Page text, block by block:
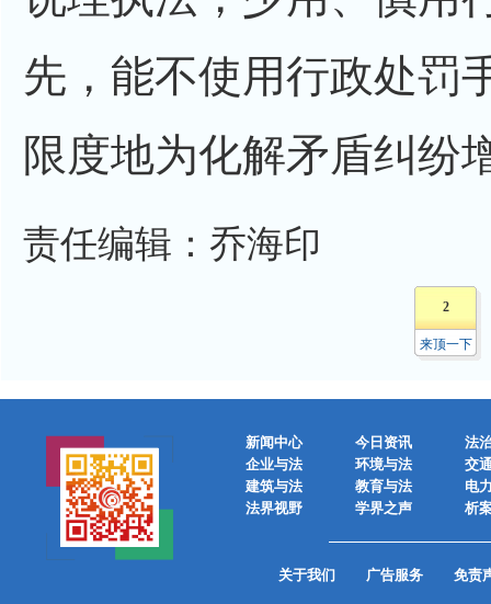
先，能不使用行政处罚
限度地为化解矛盾纠纷
责任编辑：乔海印
2
来顶一下
新闻中心 今日资讯
法
企业与法
环境与法
交
建筑与法
教育与法
电
法界视野
学界之声 析
关于我们 广告服务 免责